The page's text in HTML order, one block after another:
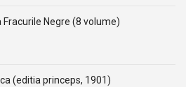
Negre (8 volume)
(editia princeps, 1901)